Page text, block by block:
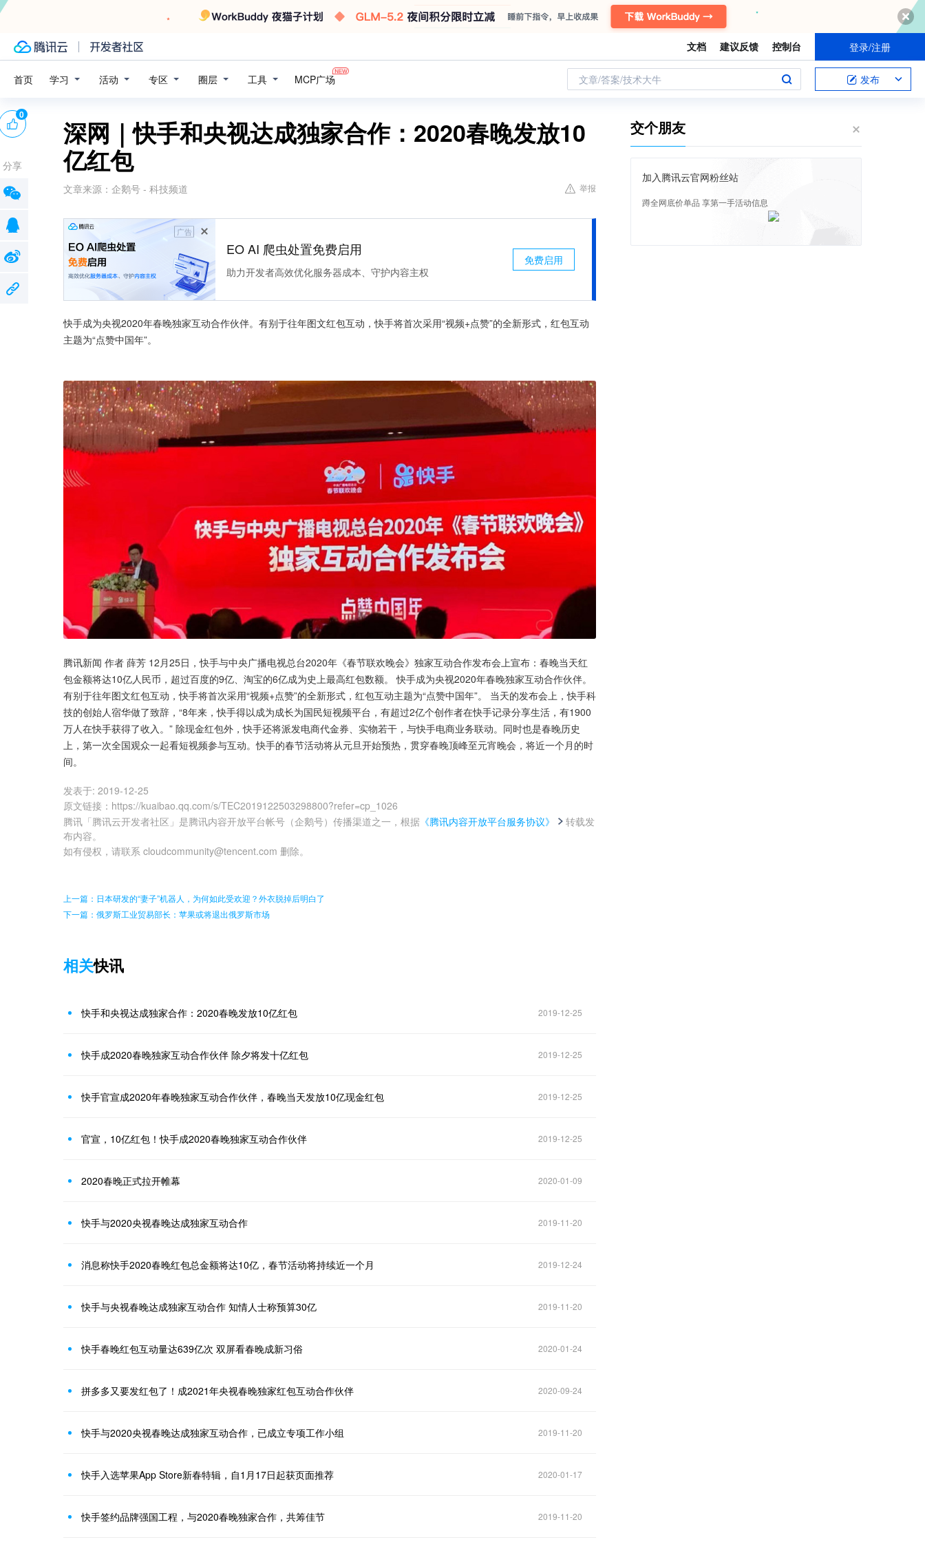
文档 建议反馈 控制台 登录/注册
首页 学习 活动 专区 圈层 工具 MCP广场 文章/答案/技术大牛 发布
深网｜快手和央视达成独家合作：2020春晚发放10
亿红包
文章来源： 企鹅号 - 科技频道 举报
广告
EO AI 爬虫处置免费启用
助力开发者高效优化服务器成本、守护内容主权
免费启用
快手成为央视2020年春晚独家互动合作伙伴。有别于往年图文红包互动，快手将首次采用“视频+点赞”的全新形式，红包互动
主题为“点赞中国年”。
腾讯新闻 作者 薛芳 12月25日，快手与中央广播电视总台2020年《春节联欢晚会》独家互动合作发布会上宣布：春晚当天红
包金额将达10亿人民币，超过百度的9亿、淘宝的6亿成为史上最高红包数额。 快手成为央视2020年春晚独家互动合作伙伴。
有别于往年图文红包互动，快手将首次采用“视频+点赞”的全新形式，红包互动主题为“点赞中国年”。 当天的发布会上，快手科
技的创始人宿华做了致辞，“8年来，快手得以成为成长为国民短视频平台，有超过2亿个创作者在快手记录分享生活，有1900
万人在快手获得了收入。” 除现金红包外，快手还将派发电商代金券、实物若干，与快手电商业务联动。同时也是春晚历史
上，第一次全国观众一起看短视频参与互动。快手的春节活动将从元旦开始预热，贯穿春晚顶峰至元宵晚会，将近一个月的时
间。
发表于: 2019-12-25
原文链接 ： https://kuaibao.qq.com/s/TEC2019122503298800?refer=cp_1026
腾讯「腾讯云开发者社区」是腾讯内容开放平台帐号（企鹅号）传播渠道之一，根据 《腾讯内容开放平台服务协议》
转载发
布内容。
如有侵权，请联系 cloudcommunity@tencent.com 删除。
0
分享
上一篇：日本研发的“妻子”机器人，为何如此受欢迎？外衣脱掉后明白了
下一篇：俄罗斯工业贸易部长：苹果或将退出俄罗斯市场
相关快讯
快手和央视达成独家合作：2020春晚发放10亿红包 2019-12-25
快手成2020春晚独家互动合作伙伴 除夕将发十亿红包 2019-12-25
快手官宣成2020年春晚独家互动合作伙伴，春晚当天发放10亿现金红包 2019-12-25
官宣，10亿红包！快手成2020春晚独家互动合作伙伴 2019-12-25
2020春晚正式拉开帷幕 2020-01-09
快手与2020央视春晚达成独家互动合作 2019-11-20
消息称快手2020春晚红包总金额将达10亿，春节活动将持续近一个月 2019-12-24
快手与央视春晚达成独家互动合作 知情人士称预算30亿 2019-11-20
快手春晚红包互动量达639亿次 双屏看春晚成新习俗 2020-01-24
拼多多又要发红包了！成2021年央视春晚独家红包互动合作伙伴 2020-09-24
快手与2020央视春晚达成独家互动合作，已成立专项工作小组 2019-11-20
快手入选苹果App Store新春特辑，自1月17日起获页面推荐 2020-01-17
快手签约品牌强国工程，与2020春晚独家合作，共筹佳节 2019-11-20
交个朋友
加入腾讯云官网粉丝站
蹲全网底价单品 享第一手活动信息